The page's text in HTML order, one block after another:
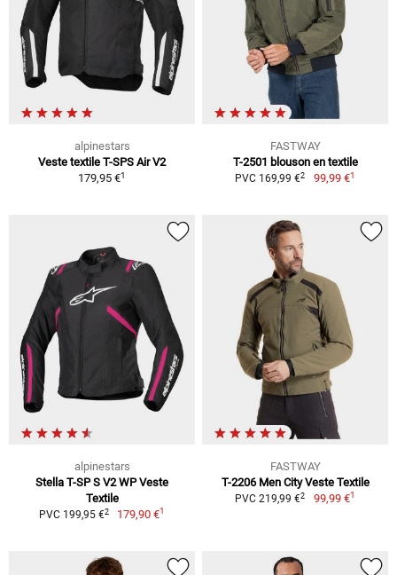
alpinestars
Veste textile T-SPS Air V2
179,95 €1
FASTWAY
T-2501 blouson en textile
PVC 169,99 €2 99,99 €1
alpinestars
Stella T-SP S V2 WP Veste
Textile
PVC 199,95 €2 179,90 €1
FASTWAY
T-2206 Men City Veste Textile
PVC 219,99 €2 99,99 €1